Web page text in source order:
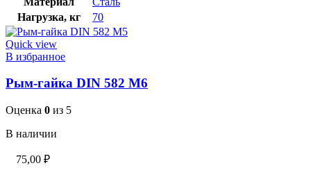
Нагрузка, кг
70
Quick view
В избранное
Рым-гайка DIN 582 М6
Оценка 0 из 5
В наличии
75,00 ₽